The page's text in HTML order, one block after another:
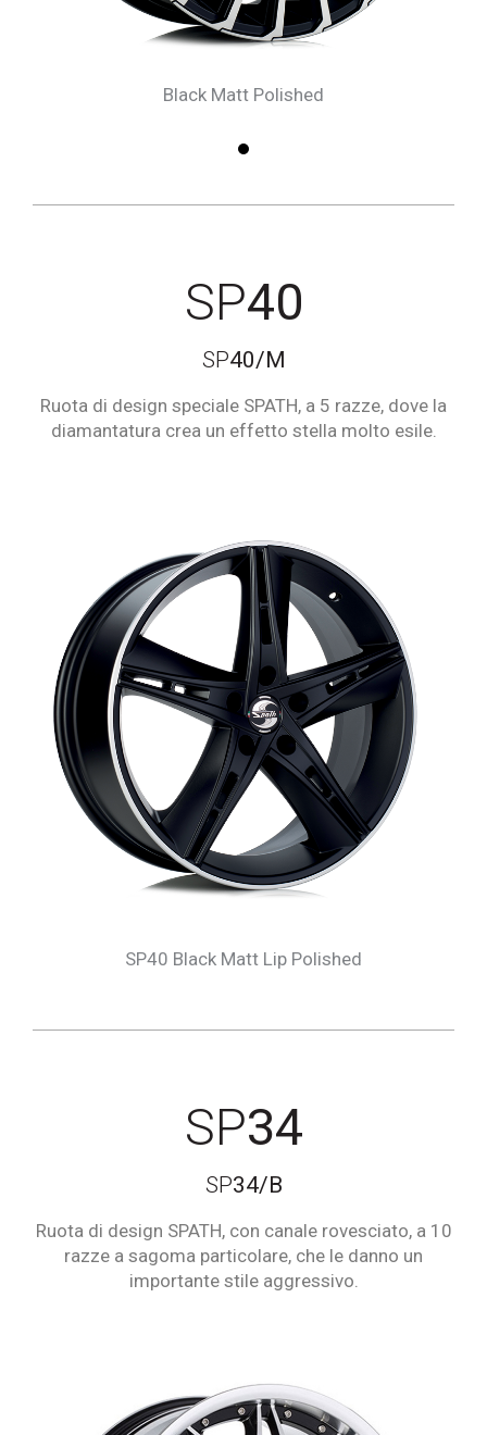
Black Matt Polished
SP40
SP40/M
Ruota di design speciale SPATH, a 5 razze, dove la
diamantatura crea un effetto stella molto esile.
SP40 Black Matt Lip Polished
SP34
SP34/B
Ruota di design SPATH, con canale rovesciato, a 10
razze a sagoma particolare, che le danno un
importante stile aggressivo.